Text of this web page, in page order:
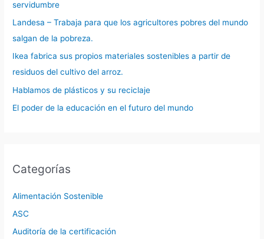
servidumbre
Landesa – Trabaja para que los agricultores pobres del mundo
salgan de la pobreza.
Ikea fabrica sus propios materiales sostenibles a partir de
residuos del cultivo del arroz.
Hablamos de plásticos y su reciclaje
El poder de la educación en el futuro del mundo
Categorías
Alimentación Sostenible
ASC
Auditoría de la certificación